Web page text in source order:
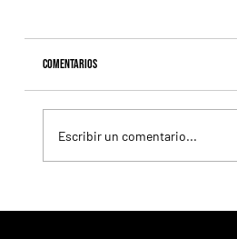
Comentarios
Escribir un comentario...